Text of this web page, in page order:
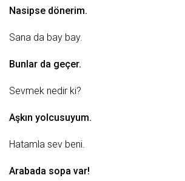
Nasipse dönerim.
Sana da bay bay.
Bunlar da geçer.
Sevmek nedir ki?
Aşkın yolcusuyum.
Hatamla sev beni.
Arabada sopa var!